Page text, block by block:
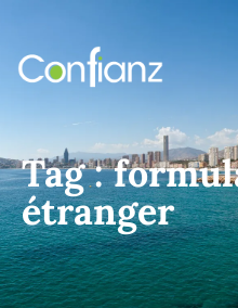
Tag :
étranger